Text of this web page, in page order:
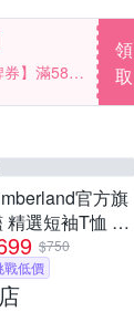
券】滿580
領
取
官方旗
精選短袖T恤 素
款(多款任選)
$750
戰低價